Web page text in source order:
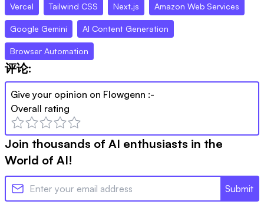
Vercel Tailwind CSS Next.js Amazon Web Services
Google Gemini AI Content Generation
Browser Automation
评论:
Give your opinion on Flowgenn :-
Overall rating
Join thousands of AI enthusiasts in the
World of AI!
Submit